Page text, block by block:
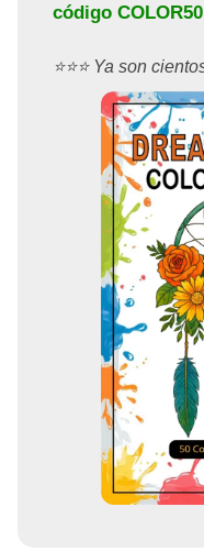
código COLOR50
⭐️⭐️⭐️ Ya son